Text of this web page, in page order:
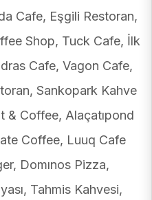
Cafe, Eşgili Restoran,
Shop, Tuck Cafe, İlk
Cafe, Vagon Cafe,
Sankopark Kahve
& Coffee, Alaçatıpond
Coffee, Luuq Cafe
Domınos Pizza,
Tahmis Kahvesi,